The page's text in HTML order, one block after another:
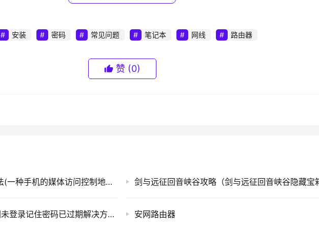
母和数字以及特殊符号混合的 密码 ，但是自己要记住，很多网管设置密码时的确是
的应用程序上添加密码，以确保双重安全。
将被感染文件和病毒放在一台隔离文件夹里面。所以要对全网的机器从网站服务器到邮
安装 密码 常见问题 笔记本 网线 路由器
赞 (0)
手机MAC地址查询方法(一种手机的媒体访问控制地址查询方法)
Windows7用户长时间未登录记住密码已过期解决方法(图) 安网路由器